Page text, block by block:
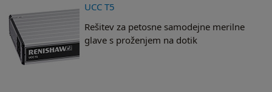
UCC T5
Rešitev za petosne samodejne merilne
glave s proženjem na dotik